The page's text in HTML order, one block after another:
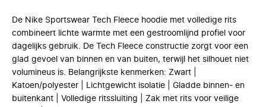
De Nike Sportswear Tech Fleece hoodie met volledige rits
combineert lichte warmte met een gestroomlijnd profiel voor
dagelijks gebruik. De Tech Fleece constructie zorgt voor een
glad gevoel van binnen en van buiten, terwijl het silhouet niet
volumineus is. Belangrijkste kenmerken: Zwart |
Katoen/polyester | Lichtgewicht isolatie | Gladde binnen- en
buitenkant | Volledige ritssluiting | Zak met rits voor veilige